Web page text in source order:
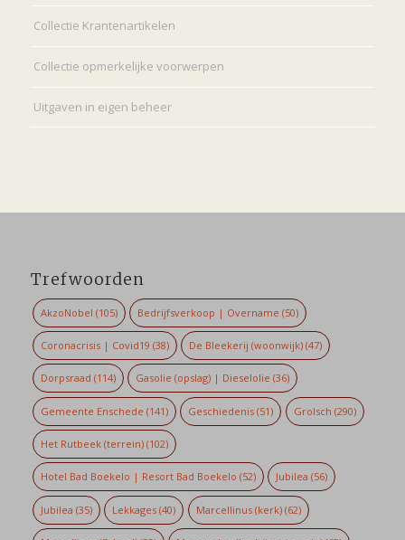
Collectie Krantenartikelen
Collectie opmerkelijke voorwerpen
Uitgaven in eigen beheer
Trefwoorden
AkzoNobel (105) Bedrijfsverkoop | Overname (50)
Coronacrisis | Covid19 (38) De Bleekerij (woonwijk) (47)
Dorpsraad (114) Gasolie (opslag) | Dieselolie (36)
Gemeente Enschede (141) Geschiedenis (51) Grolsch (290)
Het Rutbeek (terrein)(102)
Hotel Bad Boekelo | Resort Bad Boekelo (52) Jubilea (56)
Jubilea (35) Lekkages (40) Marcellinus (kerk)(62)